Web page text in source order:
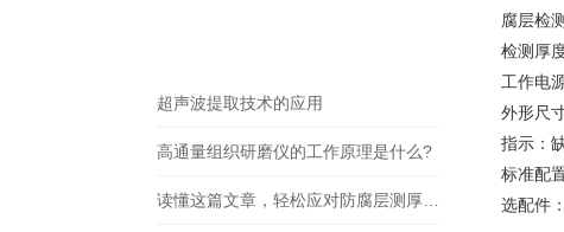
超声波提取技术的应用
高通量组织研磨仪的工作原理是什么?
腐层检
检测厚
工作电
外形尺
指示：
标准配
选配件